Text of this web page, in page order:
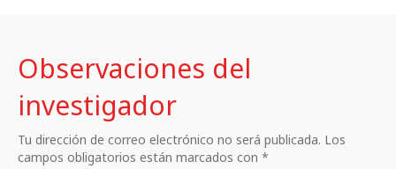
Observaciones del
investigador
Tu dirección de correo electrónico no será publicada. Los
campos obligatorios están marcados con *